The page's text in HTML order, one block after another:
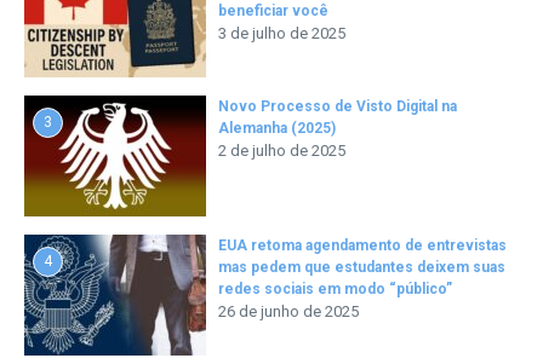
beneficiar você
3 de julho de 2025
3
Novo Processo de Visto Digital na
Alemanha (2025)
2 de julho de 2025
4
EUA retoma agendamento de entrevistas
mas pedem que estudantes deixem suas
redes sociais em modo “público”
26 de junho de 2025